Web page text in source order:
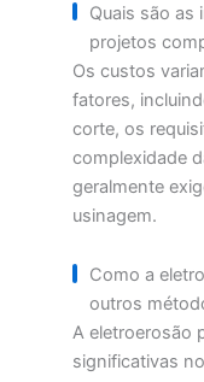
Quais são as
projetos
Os custos
fatores,
corte, os
complexidade
geralmente
usinagem.
Como a
outros
A eletroerosão
significativas